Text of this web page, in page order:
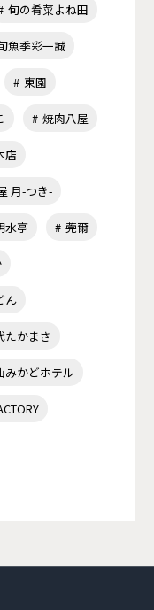
旬の肴菜よね田
魚季彩一誠
東園
焼肉八屋
店
月-つき-
水亭 莞爾
ん
たかまさ
みかどホテル